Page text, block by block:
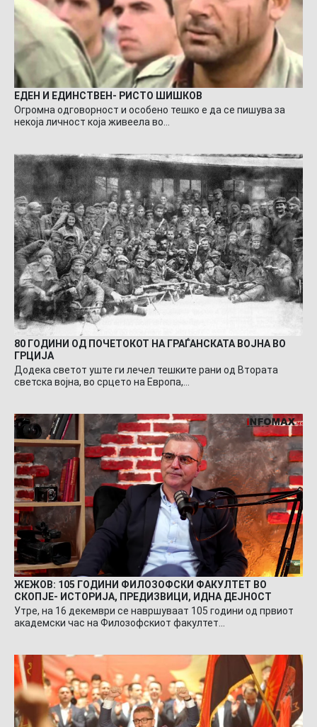
ЕДЕН И ЕДИНСТВЕН- РИСТО ШИШКОВ
Огромна одговорност и особено тешко е да се пишува за
некоја личност која живеела во…
80 ГОДИНИ ОД ПОЧЕТОКОТ НА ГРАЃАНСКАТА ВОЈНА ВО
ГРЦИЈА
Додека светот уште ги лечел тешките рани од Втората
светска војна, во срцето на Европа,…
ЖЕЖОВ: 105 ГОДИНИ ФИЛОЗОФСКИ ФАКУЛТЕТ ВО
СКОПЈЕ- ИСТОРИЈА, ПРЕДИЗВИЦИ, ИДНА ДЕЈНОСТ
Утре, на 16 декември се навршуваат 105 години од првиот
академски час на Филозофскиот факултет…